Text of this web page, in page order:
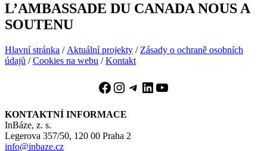
L’AMBASSADE DU CANADA NOUS A
SOUTENU
Hlavní stránka / Aktuální projekty / Zásady o ochraně osobních
údajů /Cookies na webu /Kontakt
Facebook
Instagram
Telegram
LinkedIn
YouTube
KONTAKTNÍ INFORMACE
InBáze, z. s.
Legerova 357/50, 120 00 Praha 2
info@inbaze.cz